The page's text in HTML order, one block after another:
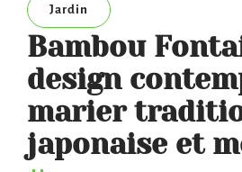
Jardin
Bambou
design
marier
japonaise et